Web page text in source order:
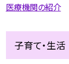
医療機関の紹介
子育て・生活